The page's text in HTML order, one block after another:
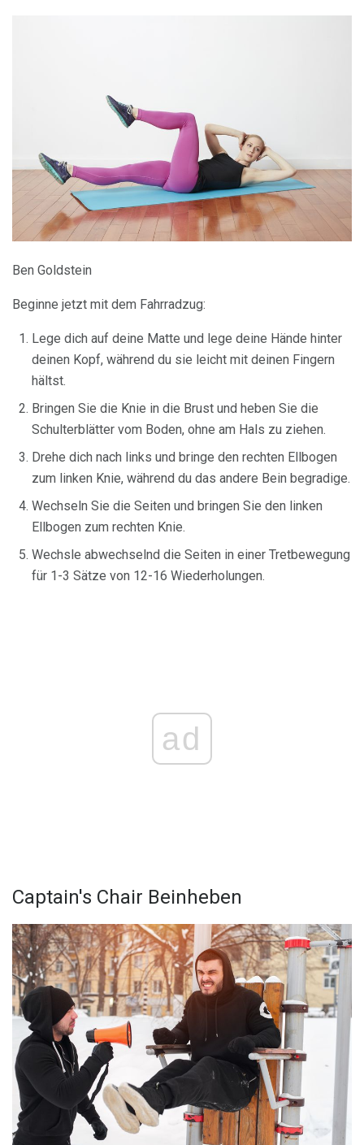
Ben Goldstein
Beginne jetzt mit dem Fahrradzug:
Lege dich auf deine Matte und lege deine Hände hinter
deinen Kopf, während du sie leicht mit deinen Fingern
hältst.
Bringen Sie die Knie in die Brust und heben Sie die
Schulterblätter vom Boden, ohne am Hals zu ziehen.
Drehe dich nach links und bringe den rechten Ellbogen
zum linken Knie, während du das andere Bein begradige.
Wechseln Sie die Seiten und bringen Sie den linken
Ellbogen zum rechten Knie.
Wechsle abwechselnd die Seiten in einer Tretbewegung
für 1-3 Sätze von 12-16 Wiederholungen.
ad
Captain's Chair Beinheben